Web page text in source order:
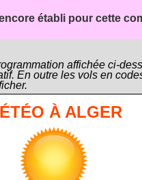
établi pour cette
affichée ci-
En outre les vols en
À ALGER